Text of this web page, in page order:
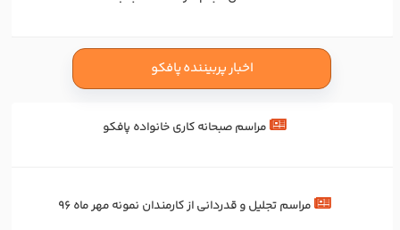
اخبار پربیننده پافکو
مراسم صبحانه کاری خانواده پافکو
مراسم تجلیل و قدردانی از کارمندان نمونه مهر ماه 96